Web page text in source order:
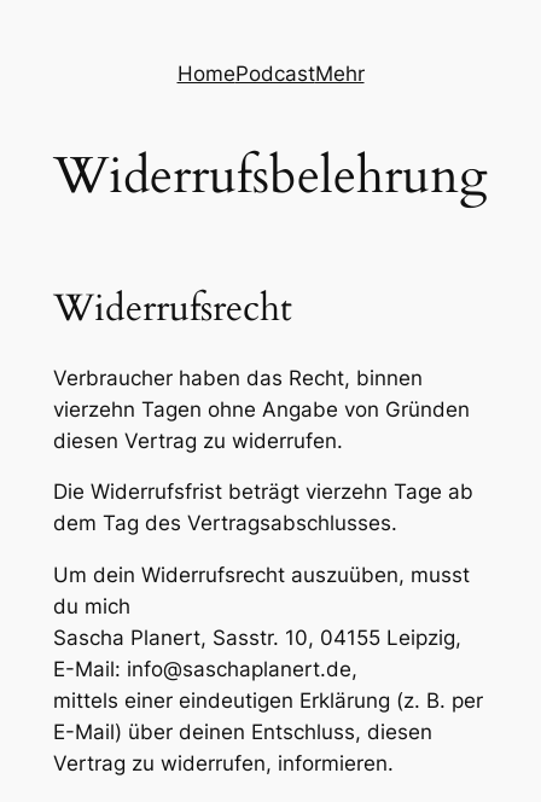
HomePodcastMehr
Widerrufsbelehrung
Widerrufsrecht
Verbraucher haben das Recht, binnen
vierzehn Tagen ohne Angabe von Gründen
diesen Vertrag zu widerrufen.
Die Widerrufsfrist beträgt vierzehn Tage ab
dem Tag des Vertragsabschlusses.
Um dein Widerrufsrecht auszuüben, musst
du mich
Sascha Planert, Sasstr. 10, 04155 Leipzig,
E-Mail: info@saschaplanert.de,
mittels einer eindeutigen Erklärung (z. B. per
E-Mail) über deinen Entschluss, diesen
Vertrag zu widerrufen, informieren.